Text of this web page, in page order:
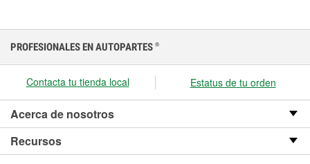
PROFESIONALES EN AUTOPARTES ®
Contacta tu tienda local Estatus de tu orden
Acerca de nosotros
Recursos